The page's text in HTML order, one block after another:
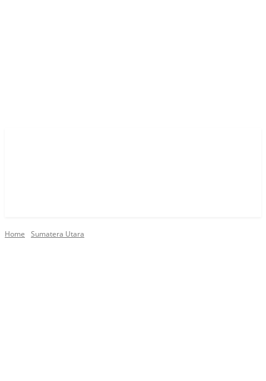
Home Sumatera Utara